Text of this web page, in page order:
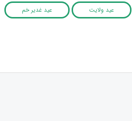
عید ولایت عید غدیر خم